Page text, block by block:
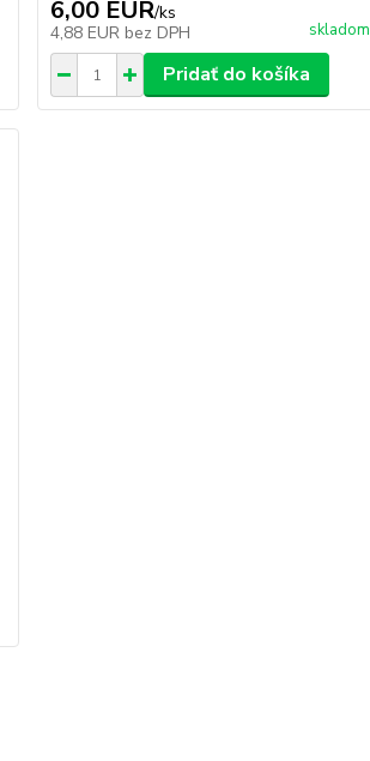
6,00 EUR/ks
4,88 EUR bez DPH skladom
Pridať do košíka